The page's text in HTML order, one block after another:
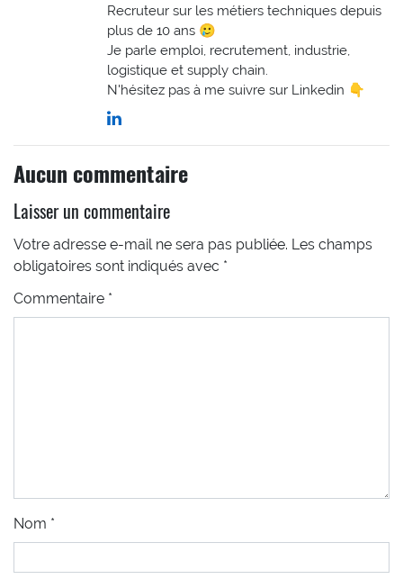
Recruteur sur les métiers techniques depuis
plus de 10 ans 🥲
Je parle emploi, recrutement, industrie,
logistique et supply chain.
N'hésitez pas à me suivre sur Linkedin 👇
Aucun commentaire
Laisser un commentaire
Votre adresse e-mail ne sera pas publiée. Les champs
obligatoires sont indiqués avec *
Commentaire *
Nom *